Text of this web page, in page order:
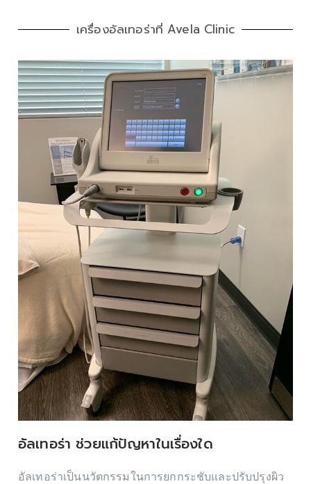
เครื่องอัลเทอร่าที่ Avela Clinic
อัลเทอร่า ช่วยแก้ปัญหาในเรื่องใด
อัลเทอร่าเป็นนวัตกรรมในการยกกระชับและปรับปรุงผิว